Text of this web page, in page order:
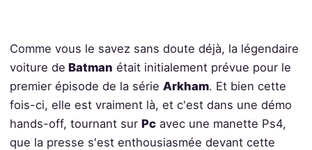
Comme vous le savez sans doute déjà, la légendaire
voiture de Batman était initialement prévue pour le
premier épisode de la série Arkham. Et bien cette
fois-ci, elle est vraiment là, et c'est dans une démo
hands-off, tournant sur Pcavec une manette Ps4,
que la presse s'est enthousiasmée devant cette